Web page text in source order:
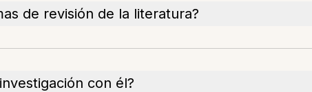
de revisión de la literatura?
con él?